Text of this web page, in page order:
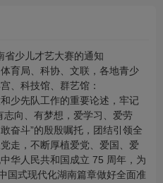
省少儿才艺大赛的通知
育局、科协、文联，各地青少
、科技馆、群艺馆：
少先队工作的重要论述，牢记
志向、有梦想，爱学习、爱劳
奋斗”的殷殷嘱托，团结引领全
走，不断厚植爱党、爱国、爱
华人民共和国成立 75 周年，为
国式现代化湖南篇章做好全面准